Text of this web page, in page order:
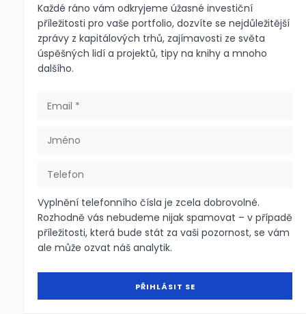
Každé ráno vám odkryjeme úžasné investiční
příležitosti pro vaše portfolio, dozvíte se nejdůležitější
zprávy z kapitálových trhů, zajímavosti ze světa
úspěšných lidí a projektů, tipy na knihy a mnoho
dalšího.
Vyplnění telefonního čísla je zcela dobrovolné.
Rozhodně vás nebudeme nijak spamovat – v případě
příležitosti, která bude stát za vaši pozornost, se vám
ale může ozvat náš analytik.